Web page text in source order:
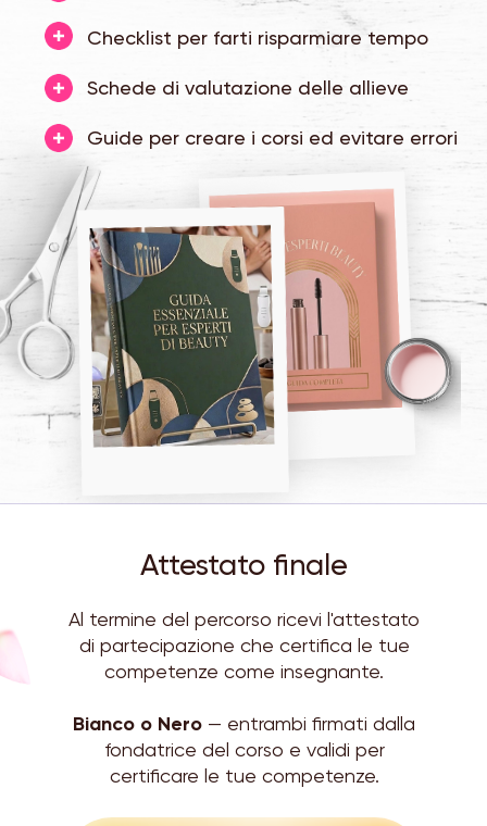
Checklist per farti risparmiare tempo
Schede di valutazione delle allieve
Guide per creare i corsi ed evitare errori
Al termine del percorso ricevi l'attestato
di partecipazione che certifica le tue
competenze come insegnante.
Bianco o Nero — entrambi firmati dalla
fondatrice del corso e validi per
certificare le tue competenze.
Attestato finale